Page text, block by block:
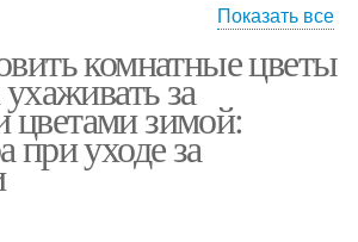
Показать все
комнатные цветы
за
зимой:
при уходе за